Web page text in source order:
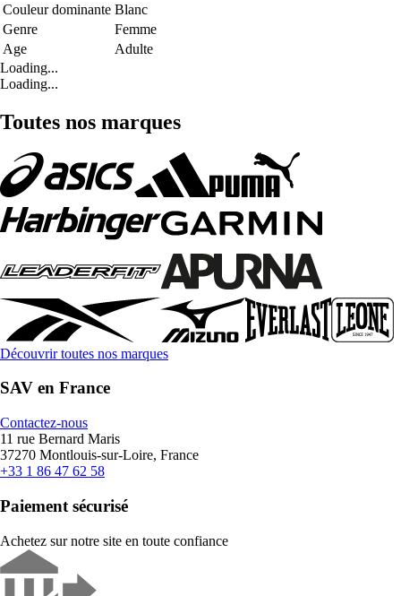
Couleur dominante Blanc
Genre
Femme
Age
Adulte
Loading...
Loading...
Toutes nos marques
Découvrir toutes nos marques
SAV en France
Contactez-nous
11 rue Bernard Maris
37270 Montlouis-sur-Loire, France
+33 1 86 47 62 58
Paiement sécurisé
Achetez sur notre site en toute confiance